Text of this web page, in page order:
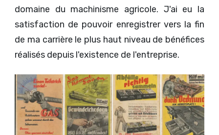
domaine du machinisme agricole. J'ai eu la
satisfaction de pouvoir enregistrer vers la fin
de ma carrière le plus haut niveau de bénéfices
réalisés depuis l'existence de l'entreprise.